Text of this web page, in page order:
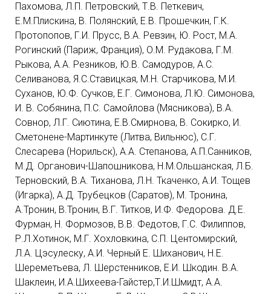
Пахомова, Л.П. Петровский, Т.В. Петкевич,
Е.М.Плискина, В. Полянский, Е.В. Прошечкин, Г.К.
Протопопов, Г.И. Прусс, В.А. Ревзин, Ю. Рост, М.А.
Рогинский (Париж, Франция), О.М. Рудакова, Г.М.
Рыкова, А.А. Резников, Ю.В. Самодуров, А.С.
Селиванова, Я.С.Ставицкая, М.Н. Старчикова, М.И.
Суханов, Ю.Ф. Сучков, Е.Г. Симонова, Л.Ю. Симонова,
И. В. Собянина, П.С. Самойлова (Мясникова), В.А.
Совнор, Л.Г. Сиютина, Е.В.Смирнова, В. Сокирко, И.
Сметонене-Мартинкуте (Литва, Вильнюс), С.Г.
Слесарева (Норильск), А.А. Степанова, А.П.Санников,
М.Д. Органович-Шапошникова, Н.М.Ольшанская, Л.Б.
Терновский, В.А. Тиханова, Л.Н. Ткаченко, А.И. Тощев
(Игарка), А.Д. Трубецков (Саратов), М. Тронина,
А.Тронин, В.Тронин, В.Г. Титков, И.Ф. Федорова. Д.Е.
Фурман, Н. Формозов, В.В. Федотов, Г.С. Филиппов,
Р.Л.Хотинок, М.Г. Хохловкина, С.П. Центомирский,
Л.А. Цэсулеску, А.И. Черный Е. Шиханович, Н.Е.
Шереметьева, Л. Шерстенников, Е.И. Шкодин. В.А.
Шаклеин, И.А.Шихеева-Гайстер,Т.И.Шмидт, А.А.